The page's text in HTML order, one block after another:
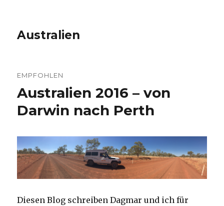
Australien
EMPFOHLEN
Australien 2016 – von
Darwin nach Perth
Diesen Blog schreiben Dagmar und ich für